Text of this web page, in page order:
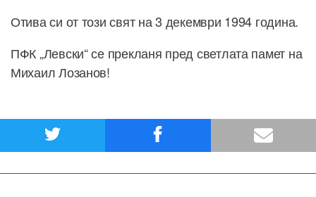
Отива си от този свят на 3 декември 1994 година.
ПФК „Левски“ се прекланя пред светлата памет на
Михаил Лозанов!